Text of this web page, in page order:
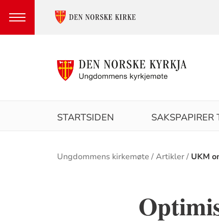
Hovedmeny
STARTSIDEN
Brødsmulesti
Ungdommens kirkemøte Artikler UKM